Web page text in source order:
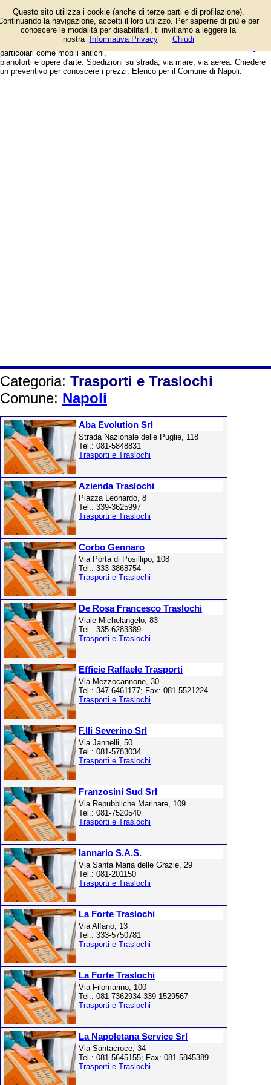
all'estero, privati, aziendali e
industriali. Trasporto mobili, con
smontaggio e rimontaggio ed
eventuale deposito. Trasferimenti
particolari come mobili antichi,
pianoforti e opere d'arte. Spedizioni su strada, via mare, via aerea. Chiedere
un preventivo per conoscere i prezzi. Elenco per il Comune di Napoli.
Categoria: Trasporti e Traslochi
Comune: Napoli
Aba Evolution Srl
Strada Nazionale delle Puglie, 118
Tel.: 081-5848831
Trasporti e Traslochi
Azienda Traslochi
Piazza Leonardo, 8
Tel.: 339-3625997
Trasporti e Traslochi
Corbo Gennaro
Via Porta di Posillipo, 108
Tel.: 333-3868754
Trasporti e Traslochi
De Rosa Francesco Traslochi
Viale Michelangelo, 83
Tel.: 335-6283389
Trasporti e Traslochi
Efficie Raffaele Trasporti
Via Mezzocannone, 30
Tel.: 347-6461177; Fax: 081-5521224
Trasporti e Traslochi
F.lli Severino Srl
Via Jannelli, 50
Tel.: 081-5783034
Trasporti e Traslochi
Franzosini Sud Srl
Via Repubbliche Marinare, 109
Tel.: 081-7520540
Trasporti e Traslochi
Iannario S.A.S.
Via Santa Maria delle Grazie, 29
Tel.: 081-201150
Trasporti e Traslochi
La Forte Traslochi
Via Alfano, 13
Tel.: 333-5750781
Trasporti e Traslochi
La Forte Traslochi
Via Filomarino, 100
Tel.: 081-7362934-339-1529567
Trasporti e Traslochi
La Napoletana Service Srl
Via Santacroce, 34
Tel.: 081-5645155; Fax: 081-5845389
Trasporti e Traslochi
Questo sito utilizza i cookie (anche di terze parti e di profilazione).
la navigazione, accetti il loro utilizzo. Per saperne di più e per
conoscere le modalità per disabilitarli, ti invitiamo a leggere la
nostra
Informativa Privacy Chiudi